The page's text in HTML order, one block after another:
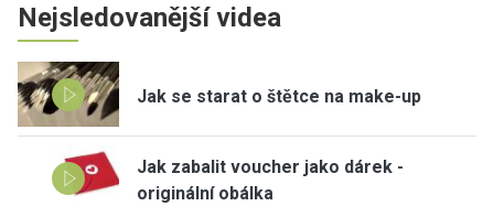
Nejsledovanější videa
Jak se starat o štětce na make-up
Jak zabalit voucher jako dárek -
originální obálka